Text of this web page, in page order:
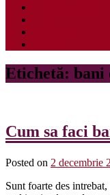
Etichetă: bani
Cum sa faci
Posted on 2 decembrie
Sunt foarte des